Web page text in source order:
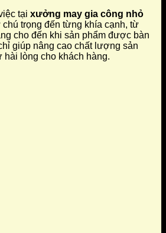
tại xưởng may gia công nhỏ
trọng đến từng khía cạnh, từ
cho đến khi sản phẩm được bàn
giúp nâng cao chất lượng sản
hài lòng cho khách hàng.